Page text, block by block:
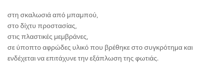
στη σκαλωσιά από μπαμπού,
στο δίχτυ προστασίας,
στις πλαστικές μεμβράνες,
σε ύποπτο αφρώδες υλικό που βρέθηκε στο συγκρότημα και
ενδέχεται να επιτάχυνε την εξάπλωση της φωτιάς.